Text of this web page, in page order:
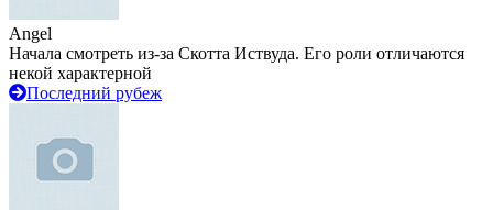
Angel
Начала смотреть из-за Скотта Иствуда. Его роли отличаются
некой характерной
Последний рубеж